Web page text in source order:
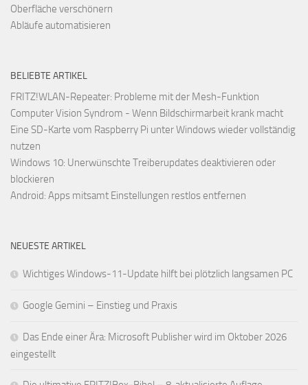
Oberfläche verschönern
Abläufe automatisieren
BELIEBTE ARTIKEL
FRITZ!WLAN-Repeater: Probleme mit der Mesh-Funktion
Computer Vision Syndrom - Wenn Bildschirmarbeit krank macht
Eine SD-Karte vom Raspberry Pi unter Windows wieder vollständig
nutzen
Windows 10: Unerwünschte Treiberupdates deaktivieren oder
blockieren
Android: Apps mitsamt Einstellungen restlos entfernen
NEUESTE ARTIKEL
Wichtiges Windows-11-Update hilft bei plötzlich langsamen PC
Google Gemini – Einstieg und Praxis
Das Ende einer Ära: Microsoft Publisher wird im Oktober 2026
eingestellt